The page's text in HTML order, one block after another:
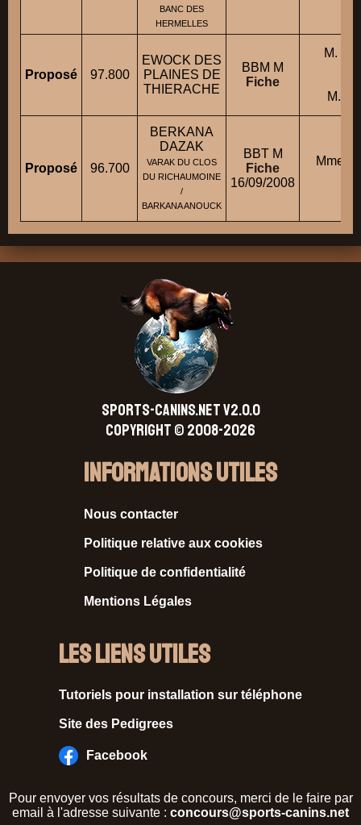
BANC DES
HERMELLES
Proposé 97.800
EWOCK DES
PLAINES DE
THIERACHE
BBM M
Fiche
M.
M.
Proposé 96.700
BERKANA
DAZAK
VARAK DU CLOS
DU RICHAUMOINE
/
BARKANA ANOUCK
BBT M
Fiche
16/09/2008
Mme
SPORTS-CANINS.NET V2.0.0
Copyright © 2008-2026
Informations Utiles
Nous contacter
Politique relative aux cookies
Politique de confidentialité
Mentions Légales
Les liens utiles
Tutoriels pour installation sur téléphone
Site des Pedigrees
Facebook
Pour envoyer vos résultats de concours, merci de le faire par
email à l'adresse suivante : concours@sports-canins.net